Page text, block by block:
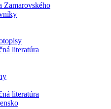
Zamarovského
literatúra
literatúra